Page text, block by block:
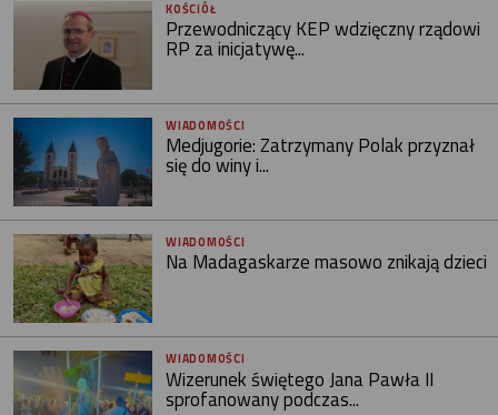
KOŚCIÓŁ
Przewodniczący KEP wdzięczny rządowi
RP za inicjatywę...
WIADOMOŚCI
Medjugorie: Zatrzymany Polak przyznał
się do winy i...
WIADOMOŚCI
Na Madagaskarze masowo znikają dzieci
WIADOMOŚCI
Wizerunek świętego Jana Pawła II
sprofanowany podczas...